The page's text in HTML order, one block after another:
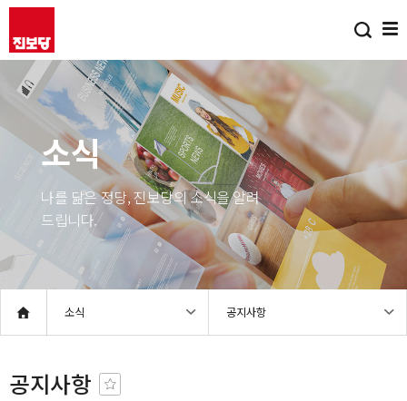
소식
나를 닮은 정당, 진보당의 소식을 알려
드립니다.
소식 공지사항
공지사항